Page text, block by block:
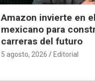
Amazon invierte en
mexicano para
carreras del futuro
5 agosto, 2026 Editorial